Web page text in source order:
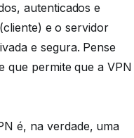
autenticados e
e o servidor
e segura. Pense
que permite que a VPN
é, na verdade, uma